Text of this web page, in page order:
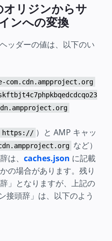
リジンからサ
ンへの変換
ッダーの値は、以下のい
com.cdn.ampproject.org
https:// ）と AMP キャッ
など）
は、 caches.json に記載
の場合があります。残り
」となりますが、上記の
接頭辞」は、以下のよう